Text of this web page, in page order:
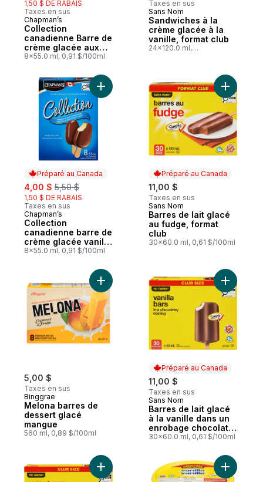
1,50 $ DE RABAIS
Taxes en sus
Préparé au Canada
Chapman’s
Collection
canadienne Barre de
crème glacée aux
amandes et chocolat
8x55.0 ml, 0,91 $/100ml
Taxes en sus
Préparé au Canada
Sans Nom
Sandwiches à la
crème glacée à la
vanille, format club
24x120.0 ml,
Préparé au Canada
sale:
4,00 $ , formerly:
5,50 $
1,50 $ DE RABAIS
Taxes en sus
Préparé au Canada
Chapman’s
Collection
canadienne barre de
crème glacée vanille
et chocolat au lait
8x55.0 ml, 0,91 $/100ml
Ajouter Collection canadienne barre de
Préparé au Canada
11,00 $
Taxes en sus
Préparé au Canada
Sans Nom
Barres de lait glacé
au fudge, format
club
30x60.0 ml, 0,61 $/100ml
Ajouter
5,00 $
Taxes en sus
Binggrae
Melona barres de
dessert glacé
mangue
560 ml, 0,89 $/100ml
Ajouter Melona barres de dessert glacé
Préparé au Canada
11,00 $
Taxes en sus
Préparé au Canada
Sans Nom
Barres de lait glacé
à la vanille dans un
enrobage chocolaté,
format club
30x60.0 ml, 0,61 $/100ml
Ajouter
Ajouter Sandwiches à la crème glacée
Ajouter